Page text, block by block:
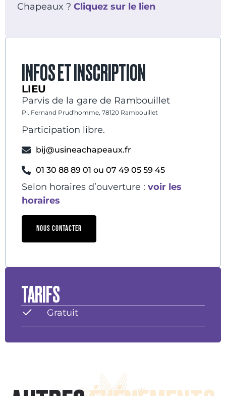
Chapeaux ? Cliquez sur le lien
INFOS ET INSCRIPTION
LIEU
Parvis de la gare de Rambouillet
Pl. Fernand Prud'homme, 78120 Rambouillet
Participation libre.
bij@usineachapeaux.fr
01 30 88 89 01 ou 07 49 05 59 45
Selon horaires d’ouverture : voir les
horaires
NOUS CONTACTER
TARIFS
Gratuit